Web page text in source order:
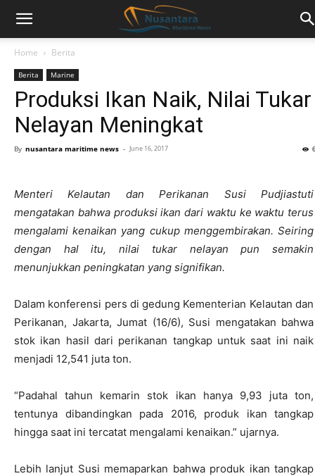
Home Berita
Berita Marine
Produksi Ikan Naik, Nilai Tukar
Nelayan Meningkat
By nusantara maritime news - June 16, 2017
Menteri Kelautan dan Perikanan Susi Pudjiastuti
mengatakan bahwa produksi ikan dari waktu ke waktu terus
mengalami kenaikan yang cukup menggembirakan. Seiring
dengan hal itu, nilai tukar nelayan pun semakin
menunjukkan peningkatan yang signifikan.
Dalam konferensi pers di gedung Kementerian Kelautan dan
Perikanan, Jakarta, Jumat (16/6), Susi mengatakan bahwa
stok ikan hasil dari perikanan tangkap untuk saat ini naik
menjadi 12,541 juta ton.
“Padahal tahun kemarin stok ikan hanya 9,93 juta ton,
tentunya dibandingkan pada 2016, produk ikan tangkap
hingga saat ini tercatat mengalami kenaikan.” ujarnya.
Lebih lanjut Susi memaparkan bahwa produk ikan tangkap